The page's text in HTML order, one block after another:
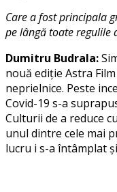
Care a fost principala
pe lângă toate regulile
Dumitru Budrala:
nouă ediţie Astra
neprielnice. Peste
Covid-19 s-a
Culturii de a reduce
unul dintre cele mai
lucru i s-a întâmplat